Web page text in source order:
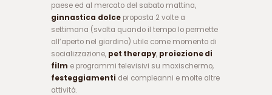
ت
ب
ر
ن
ا
م
ه
ب
paese ed al mercato del sabato mattina,
ginnastica dolce proposta 2 volte a
settimana (svolta quando il tempo lo permette
all’aperto nel giardino) utile come momento di
socializzazione, pet therapy, proiezione di
film e programmi televisivi su maxischermo,
festeggiamenti dei compleanni e molte altre
attività.